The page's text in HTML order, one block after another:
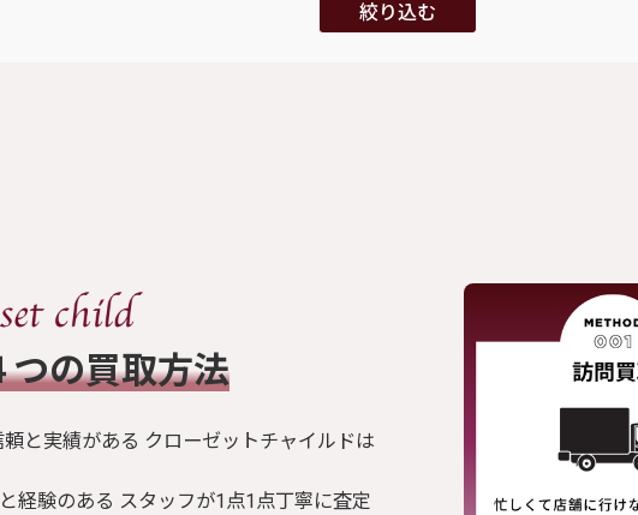
絞り込む
つの買取方法
と実績がある クローゼットチャイルドは
経験のある スタッフが1点1点丁寧に査定